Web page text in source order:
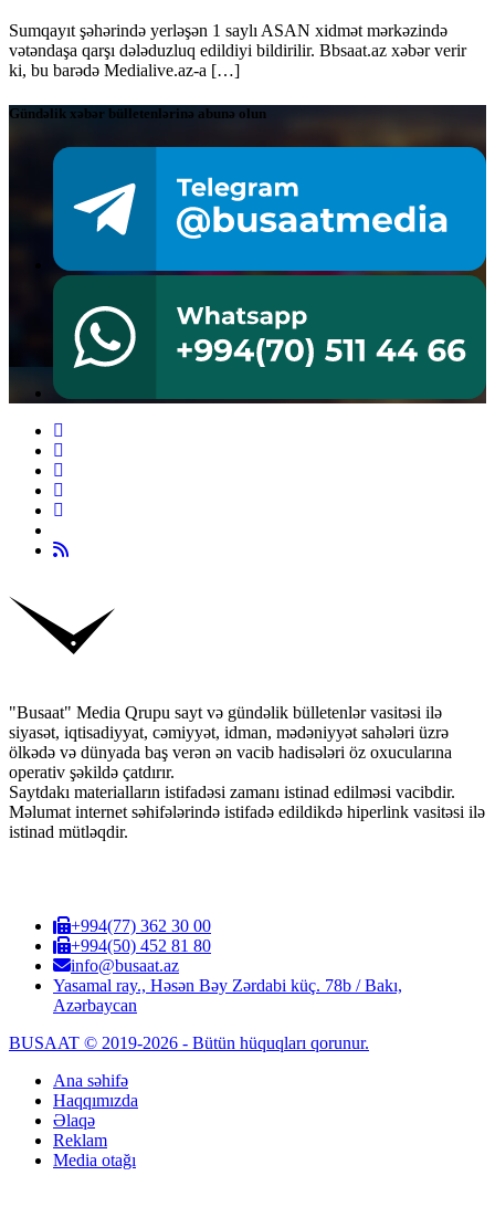
Sumqayıt şəhərində yerləşən 1 saylı ASAN xidmət mərkəzində
vətəndaşa qarşı dələduzluq edildiyi bildirilir. Bbsaat.az xəbər verir
ki, bu barədə Medialive.az-a […]
Gündəlik xəbər bülletenlərinə abunə olun
"Busaat" Media Qrupu sayt və gündəlik bülletenlər vasitəsi ilə
siyasət, iqtisadiyyat, cəmiyyət, idman, mədəniyyət sahələri üzrə
ölkədə və dünyada baş verən ən vacib hadisələri öz oxucularına
operativ şəkildə çatdırır.
Saytdakı materialların istifadəsi zamanı istinad edilməsi vacibdir.
Məlumat internet səhifələrində istifadə edildikdə hiperlink vasitəsi ilə
istinad mütləqdir.
+994(77) 362 30 00
+994(50) 452 81 80
info@busaat.az
Yasamal ray., Həsən Bəy Zərdabi küç. 78b / Bakı,
Azərbaycan
BUSAAT © 2019-2026 - Bütün hüquqları qorunur.
Ana səhifə
Haqqımızda
Əlaqə
Reklam
Media otağı